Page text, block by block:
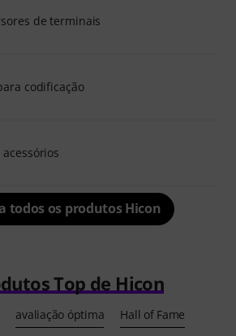
de terminais
codificação
todos os produtos Hicon
Top de Hicon
avaliação óptima Hall of Fame